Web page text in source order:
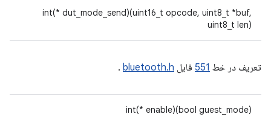
int(* dut_mode_send)(uint16_t opcode, uint8_t *buf,
uint8_t len)
تعریف در خط 551 فایل bluetooth.h
.
int(* enable)(bool guest_mode)